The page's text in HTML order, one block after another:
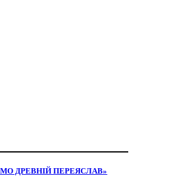
ДРЕВНІЙ ПЕРЕЯСЛАВ»